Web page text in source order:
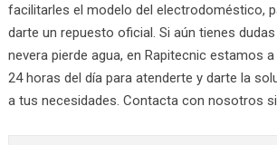
facilitarles el modelo del electrodoméstico,
darte un repuesto oficial. Si aún tienes
nevera pierde agua, en Rapitecnic estamos
24 horas del día para atenderte y darte la
a tus necesidades. Contacta con nosotros